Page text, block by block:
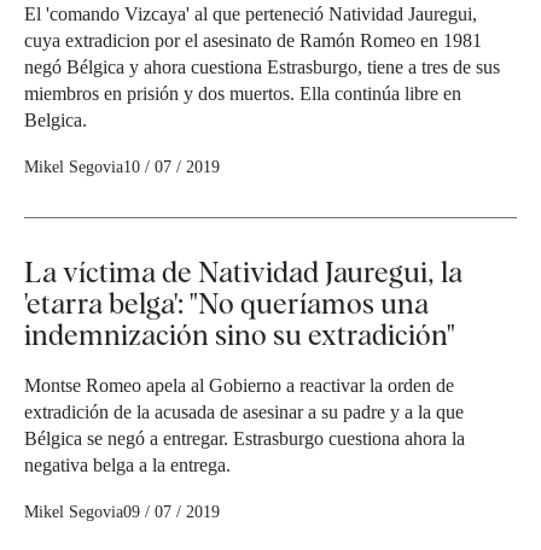
El 'comando Vizcaya' al que perteneció Natividad Jauregui,
cuya extradicion por el asesinato de Ramón Romeo en 1981
negó Bélgica y ahora cuestiona Estrasburgo, tiene a tres de sus
miembros en prisión y dos muertos. Ella continúa libre en
Belgica.
Mikel Segovia10 / 07 / 2019
La víctima de Natividad Jauregui, la
'etarra belga': "No queríamos una
indemnización sino su extradición"
Montse Romeo apela al Gobierno a reactivar la orden de
extradición de la acusada de asesinar a su padre y a la que
Bélgica se negó a entregar. Estrasburgo cuestiona ahora la
negativa belga a la entrega.
Mikel Segovia09 / 07 / 2019